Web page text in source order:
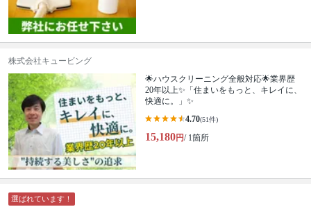
株式会社キュービング
🌟ハウスクリーニング全般対応🌟業界歴
20年以上✨「住まいをもっと、キレイに、
快適に。」✨
4.70(51件)
15,180円/ 1箇所
選ばれています！